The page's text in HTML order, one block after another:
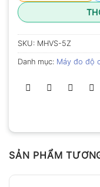
SKU: MHVS-5Z
Danh mục: Máy đo độ
SẢN PHẨM